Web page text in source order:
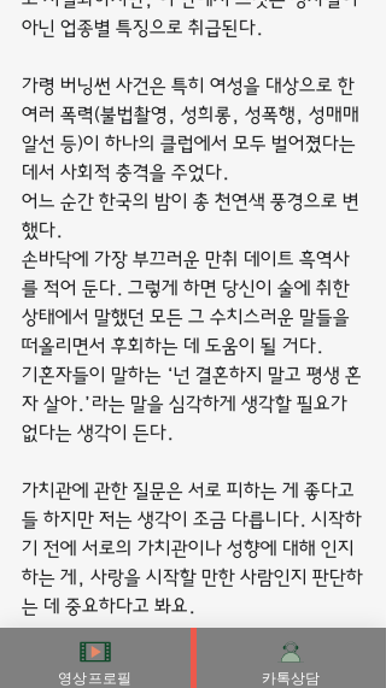
아닌 업종별 특징으로 취급된다.
가령 버닝썬 사건은 특히 여성을 대상으로 한
여러 폭력(불법촬영, 성희롱, 성폭행, 성매매
알선 등)이 하나의 클럽에서 모두 벌어졌다는
데서 사회적 충격을 주었다.
어느 순간 한국의 밤이 총 천연색 풍경으로 변
했다.
손바닥에 가장 부끄러운 만취 데이트 흑역사
를 적어 둔다. 그렇게 하면 당신이 술에 취한
상태에서 말했던 모든 그 수치스러운 말들을
떠올리면서 후회하는 데 도움이 될 거다.
기혼자들이 말하는 ‘넌 결혼하지 말고 평생 혼
자 살아.’라는 말을 심각하게 생각할 필요가
없다는 생각이 든다.
가치관에 관한 질문은 서로 피하는 게 좋다고
들 하지만 저는 생각이 조금 다릅니다. 시작하
기 전에 서로의 가치관이나 성향에 대해 인지
하는 게, 사랑을 시작할 만한 사람인지 판단하
는 데 중요하다고 봐요.
하지만 다음 리스트가 과학적 연구 결과나 근
영상프로필 카톡상담